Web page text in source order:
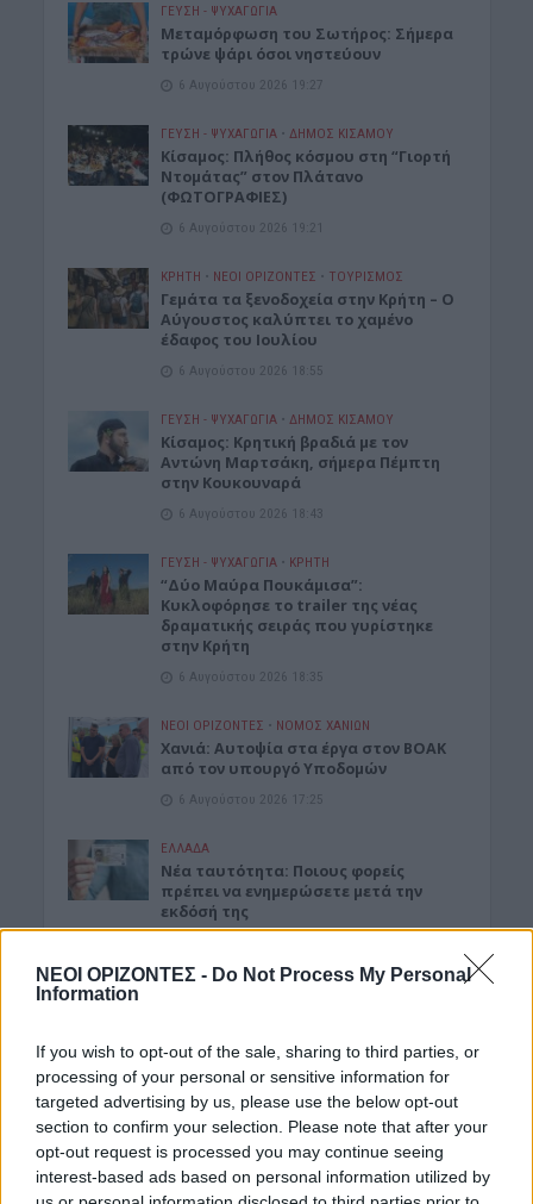
ΝΕΟΙ ΟΡΙΖΟΝΤΕΣ - Do Not Process My Personal
Information
If you wish to opt-out of the sale, sharing to third parties, or
processing of your personal or sensitive information for
targeted advertising by us, please use the below opt-out
section to confirm your selection. Please note that after your
opt-out request is processed you may continue seeing
interest-based ads based on personal information utilized by
ΓΕΎΣΗ - ΨΥΧΑΓΩΓΊΑ
Μεταμόρφωση του Σωτήρος: Σήμερα
τρώνε ψάρι όσοι νηστεύουν
6 Αυγούστου 2026 19:27
ΓΕΎΣΗ - ΨΥΧΑΓΩΓΊΑ • ΔΉΜΟΣ ΚΙΣΆΜΟΥ
Κίσαμος: Πλήθος κόσμου στη “Γιορτή
Ντομάτας” στον Πλάτανο
(ΦΩΤΟΓΡΑΦΙΕΣ)
6 Αυγούστου 2026 19:21
ΚΡΗΤΗ • ΝΕΟΙ ΟΡΙΖΟΝΤΕΣ • ΤΟΥΡΙΣΜΟΣ
Γεμάτα τα ξενοδοχεία στην Κρήτη – Ο
Αύγουστος καλύπτει το χαμένο
έδαφος του Ιουλίου
6 Αυγούστου 2026 18:55
ΓΕΎΣΗ - ΨΥΧΑΓΩΓΊΑ • ΔΉΜΟΣ ΚΙΣΆΜΟΥ
Kίσαμος: Κρητική βραδιά με τον
Αντώνη Μαρτσάκη, σήμερα Πέμπτη
στην Κουκουναρά
6 Αυγούστου 2026 18:43
ΓΕΎΣΗ - ΨΥΧΑΓΩΓΊΑ • ΚΡΗΤΗ
“Δύο Μαύρα Πουκάμισα”:
Κυκλοφόρησε το trailer της νέας
δραματικής σειράς που γυρίστηκε
στην Κρήτη
6 Αυγούστου 2026 18:35
ΝΕΟΙ ΟΡΙΖΟΝΤΕΣ • ΝΟΜΌΣ ΧΑΝΊΩΝ
Χανιά: Αυτοψία στα έργα στον ΒΟΑΚ
από τον υπουργό Υποδομών
6 Αυγούστου 2026 17:25
ΕΛΛΑΔΑ
Νέα ταυτότητα: Ποιους φορείς
πρέπει να ενημερώσετε μετά την
εκδόσή της
από τις φωτιές
6 Αυγούστου 2026 17:16
ΓΕΎΣΗ - ΨΥΧΑΓΩΓΊΑ
Σύκο: Το φρούτο με τα μυστικά που
ίσως να μην γνωρίζεις